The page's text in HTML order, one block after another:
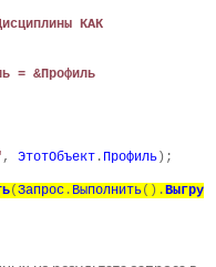
КАК
= &Профиль
, ЭтотОбъект . Профиль);
(Запрос . Выполнить().Выгру